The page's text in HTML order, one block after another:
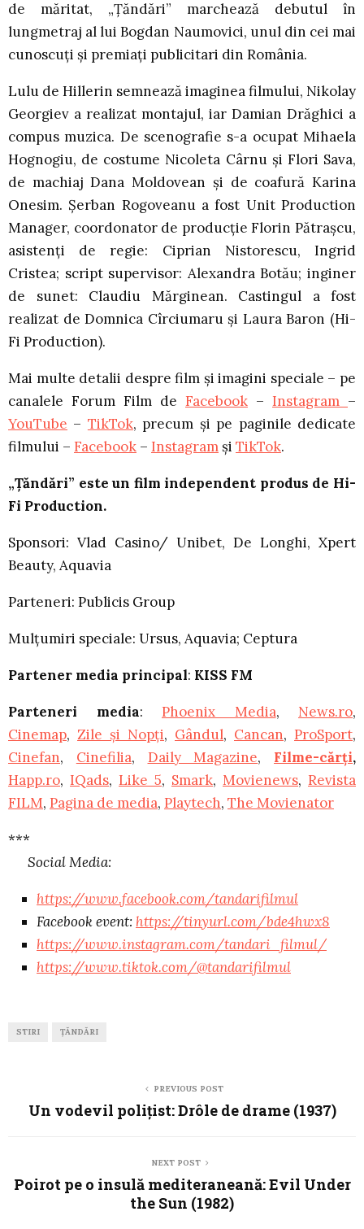
de măritat, „Țăndări” marchează debutul în
lungmetraj al lui Bogdan Naumovici, unul din cei mai
cunoscuți și premiați publicitari din România.
Lulu de Hillerin semnează imaginea filmului, Nikolay
Georgiev a realizat montajul, iar Damian Drăghici a
compus muzica. De scenografie s-a ocupat Mihaela
Hognogiu, de costume Nicoleta Cârnu și Flori Sava,
de machiaj Dana Moldovean și de coafură Karina
Onesim. Șerban Rogoveanu a fost Unit Production
Manager, coordonator de producție Florin Pătrașcu,
asistenți de regie: Ciprian Nistorescu, Ingrid
Cristea; script supervisor: Alexandra Botău; inginer
de sunet: Claudiu Mărginean. Castingul a fost
realizat de Domnica Cîrciumaru și Laura Baron (Hi-
Fi Production).
Mai multe detalii despre film și imagini speciale – pe
canalele Forum Film de Facebook – Instagram –
YouTube – TikTok, precum și pe paginile dedicate
filmului – Facebook – Instagram și TikTok.
„Țăndări” este un film independent produs de Hi-
Fi Production.
Sponsori: Vlad Casino/ Unibet, De Longhi, Xpert
Beauty, Aquavia
Parteneri: Publicis Group
Mulțumiri speciale: Ursus, Aquavia; Ceptura
Partener media principal: KISS FM
Parteneri media: Phoenix Media, News.ro,
Cinemap, Zile și Nopți, Gândul, Cancan, ProSport,
Cinefan, Cinefilia, Daily Magazine, Filme-cărți,
Happ.ro, IQads, Like 5, Smark, Movienews, Revista
FILM, Pagina de media, Playtech, The Movienator
***
Social Media:
https://www.facebook.com/tandarifilmul
Facebook event: https://tinyurl.com/bde4hwx8
https://www.instagram.com/tandari_filmul/
https://www.tiktok.com/@tandarifilmul
STIRI ȚĂNDĂRI
PREVIOUS POST
Un vodevil polițist: Drôle de drame (1937)
NEXT POST
Poirot pe o insulă mediteraneană: Evil Under
the Sun (1982)